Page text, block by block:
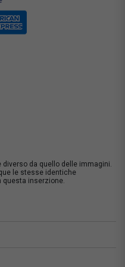
diverso da quello delle immagini.
le stesse identiche
questa inserzione.